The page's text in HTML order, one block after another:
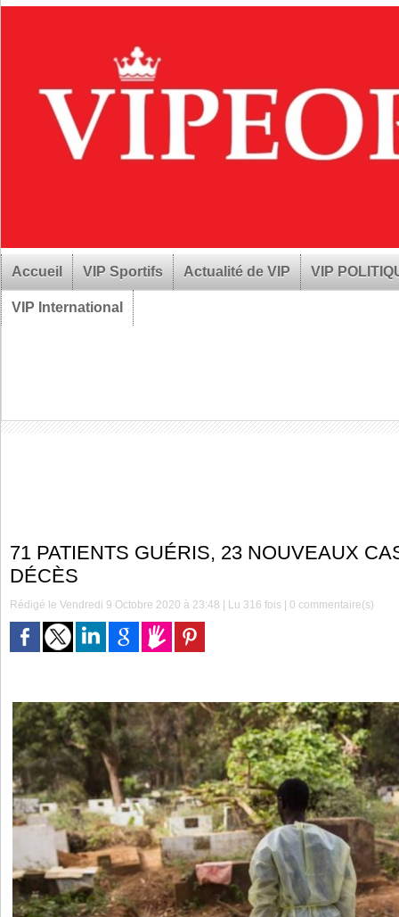
Accueil VIP Sportifs Actualité de VIP VIP
VIP International
71 PATIENTS GUÉRIS, 23 NOUVEAUX
DÉCÈS
Rédigé le Vendredi 9 Octobre 2020 à 23:48 | Lu 316 fois |0 commentaire(s)